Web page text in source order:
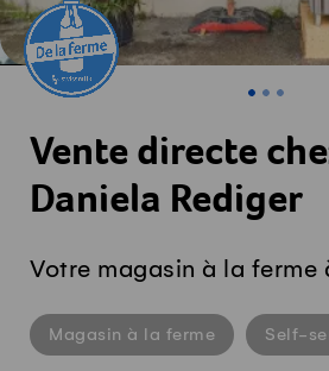
Vente directe
Daniela Rediger
Votre magasin à la ferme
Magasin à la ferme Self-